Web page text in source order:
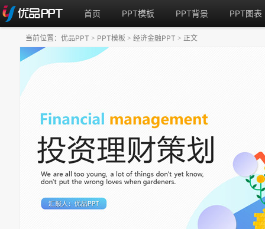
首页 PPT模板 PPT背景 PPT图表
当前位置： 优品PPT > PPT模板 > 经济金融PPT > 正文